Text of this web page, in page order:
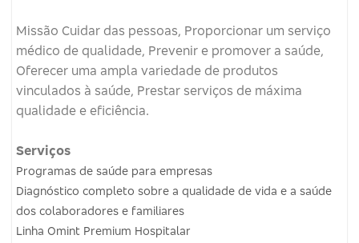
Missão Cuidar das pessoas, Proporcionar um serviço
médico de qualidade, Prevenir e promover a saúde,
Oferecer uma ampla variedade de produtos
vinculados à saúde, Prestar serviços de máxima
qualidade e eficiência.
Serviços
Programas de saúde para empresas
Diagnóstico completo sobre a qualidade de vida e a saúde
dos colaboradores e familiares
Linha Omint Premium Hospitalar